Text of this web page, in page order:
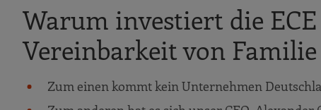
Warum investiert die
Vereinbarkeit von
Zum einen kommt kein Unternehmen